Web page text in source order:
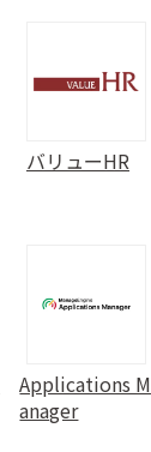
バリューHR
Applications M
anager